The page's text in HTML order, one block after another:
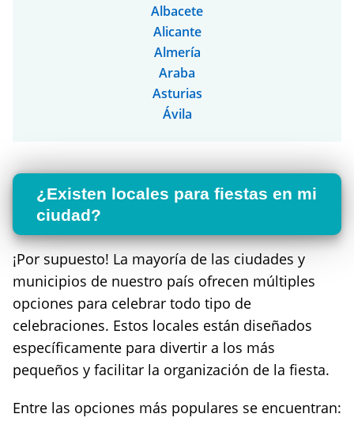
Albacete
Alicante
Almería
Araba
Asturias
Ávila
¿Existen locales para fiestas en mi
ciudad?
¡Por supuesto! La mayoría de las ciudades y
municipios de nuestro país ofrecen múltiples
opciones para celebrar todo tipo de
celebraciones. Estos locales están diseñados
específicamente para divertir a los más
pequeños y facilitar la organización de la fiesta.
Entre las opciones más populares se encuentran: